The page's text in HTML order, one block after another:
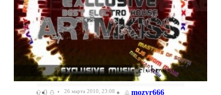
0 26 марта 2010, 23:08 mozyr666